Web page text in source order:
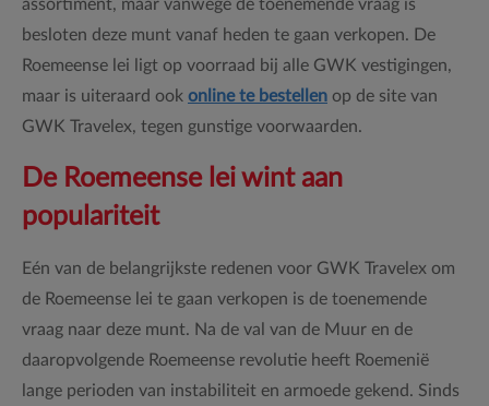
assortiment, maar vanwege de toenemende vraag is
besloten deze munt vanaf heden te gaan verkopen. De
Roemeense lei ligt op voorraad bij alle GWK vestigingen,
maar is uiteraard ook online te bestellen op de site van
GWK Travelex, tegen gunstige voorwaarden.
De Roemeense lei wint aan
populariteit
Eén van de belangrijkste redenen voor GWK Travelex om
de Roemeense lei te gaan verkopen is de toenemende
vraag naar deze munt. Na de val van de Muur en de
daaropvolgende Roemeense revolutie heeft Roemenië
lange perioden van instabiliteit en armoede gekend. Sinds